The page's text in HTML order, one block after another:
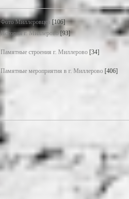
Фото Миллеровцев [106]
История г. Миллерово [93]
Памятные строения г. Миллерово [34]
Памятные мероприятия в г. Миллерово [406]